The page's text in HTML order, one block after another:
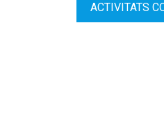
ACTIVITATS